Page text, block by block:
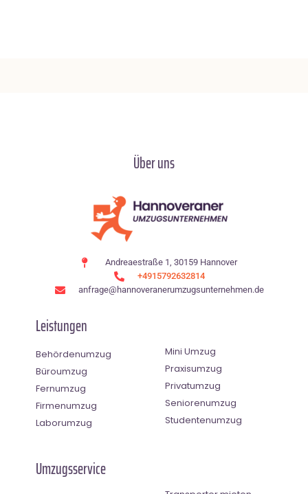
Über uns
Andreaestraße 1, 30159 Hannover
+4915792632814
anfrage@hannoveranerumzugsunternehmen.de
Leistungen
Behördenumzug
Büroumzug
Fernumzug
Firmenumzug
Laborumzug
Mini Umzug
Praxisumzug
Privatumzug
Seniorenumzug
Studentenumzug
Umzugsservice